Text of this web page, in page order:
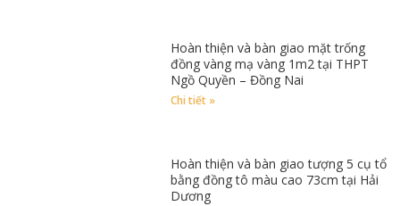
Hoàn thiện và bàn giao mặt trống
đồng vàng mạ vàng 1m2 tại THPT
Ngồ Quyền – Đồng Nai
Chi tiết »
Hoàn thiện và bàn giao tượng 5 cụ tổ
bằng đồng tô màu cao 73cm tại Hải
Dương